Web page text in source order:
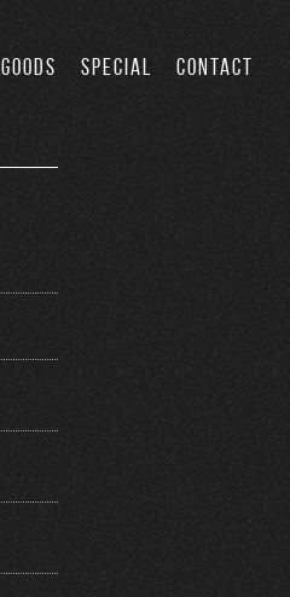
GOODS SPECIAL CONTACT